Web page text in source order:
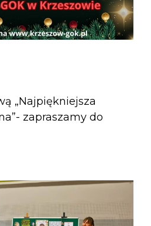
„Najpiękniejsza
zapraszamy do